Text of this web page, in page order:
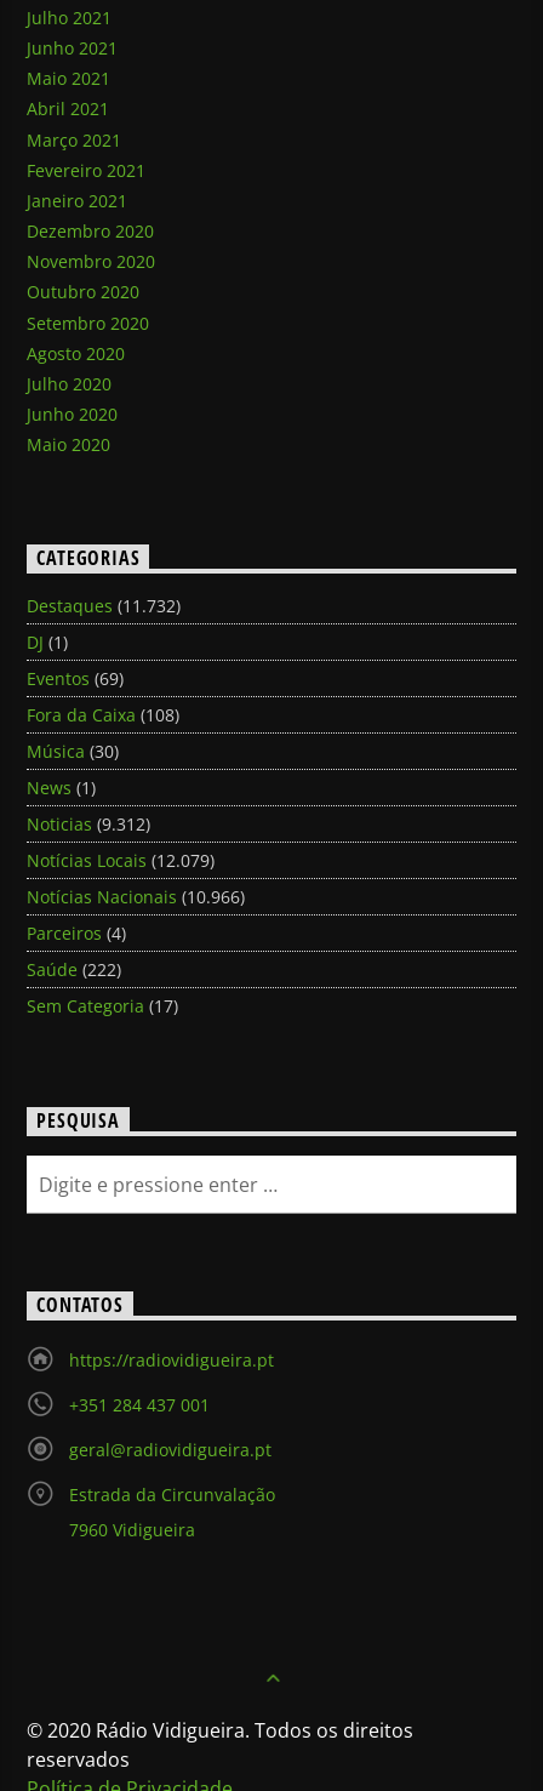
Julho 2021
Junho 2021
Maio 2021
Abril 2021
Março 2021
Fevereiro 2021
Janeiro 2021
Dezembro 2020
Novembro 2020
Outubro 2020
Setembro 2020
Agosto 2020
Julho 2020
Junho 2020
Maio 2020
CATEGORIAS
Destaques (11.732)
DJ (1)
Eventos (69)
Fora da Caixa (108)
Música (30)
News (1)
Noticias (9.312)
Notícias Locais (12.079)
Notícias Nacionais (10.966)
Parceiros (4)
Saúde (222)
Sem Categoria (17)
PESQUISA
CONTATOS
https://radiovidigueira.pt
+351 284 437 001
geral@radiovidigueira.pt
Estrada da Circunvalação
7960 Vidigueira
© 2020 Rádio Vidigueira. Todos os direitos
reservados